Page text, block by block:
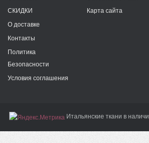
СКИДКИ
О доставке
Контакты
Политика
Безопасности
Условия соглашения
Карта сайта
Итальянские ткани в